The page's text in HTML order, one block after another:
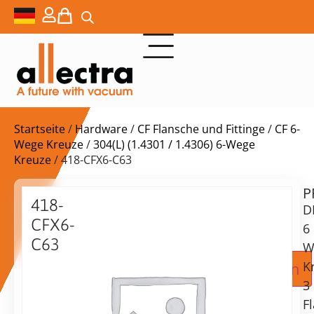
Startseite/ Hardware/ CF Flansche und Fittinge/ CF 6-
Wege Kreuze/304(L) (1.4301 / 1.4306) 6-Wege
Kreuze/ 418-CFX6-C63
418-
CFX6-
C63
auf
Anfrage
Zur Angebotsanfrage hinzufügen
6
3